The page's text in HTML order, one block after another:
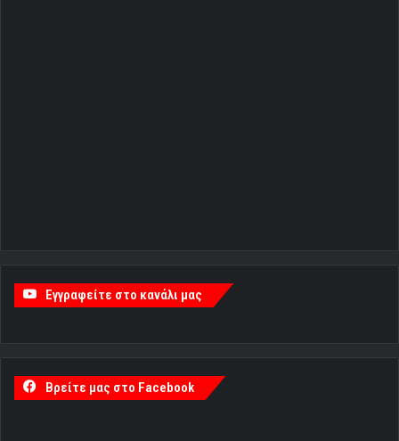
Εγγραφείτε στο κανάλι μας
Βρείτε μας στο Facebook